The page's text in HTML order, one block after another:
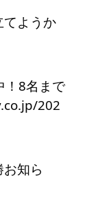
てようか
！8名まで
202
お知ら